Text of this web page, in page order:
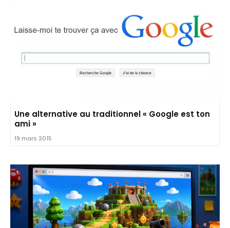
Une alternative au traditionnel « Google est ton
ami »
19 mars 2015